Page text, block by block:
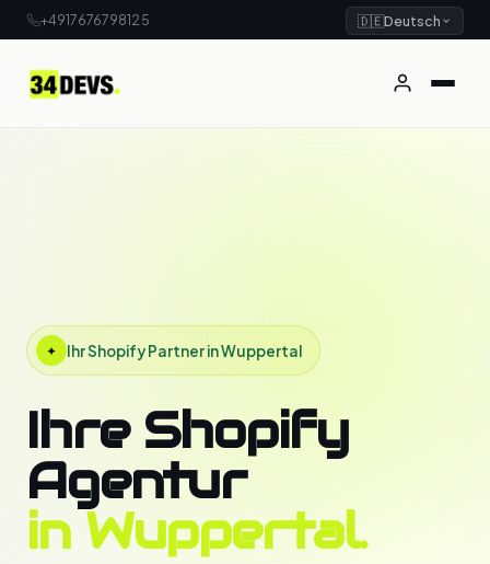
+4917676798125 🇩🇪Deutsch
✦ Ihr Shopify Partner in Wuppertal
Ihre Shopify
Agentur
in Wuppertal.